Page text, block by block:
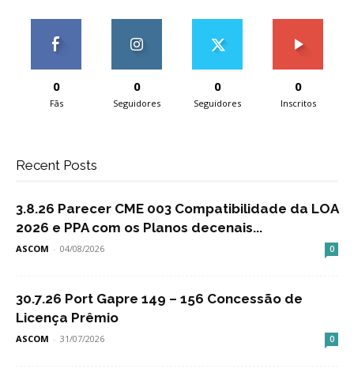
0
Fãs
0
Seguidores
0
Seguidores
0
Inscritos
Recent Posts
3.8.26 Parecer CME 003 Compatibilidade da LOA
2026 e PPA com os Planos decenais...
ASCOM - 04/08/2026 0
30.7.26 Port Gapre 149 – 156 Concessão de
Licença Prêmio
ASCOM - 31/07/2026 0